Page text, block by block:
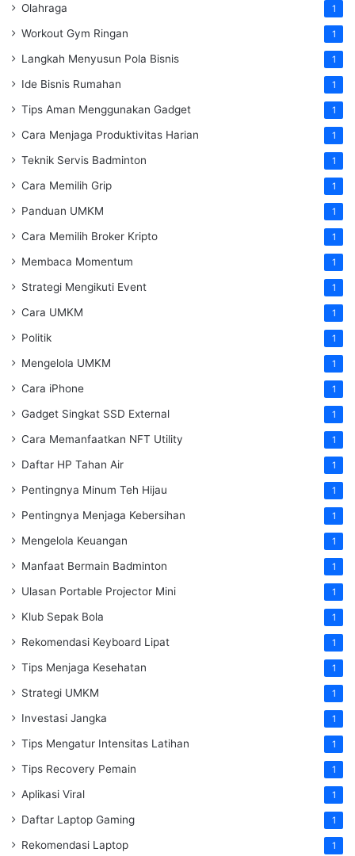
Olahraga 1
Workout Gym Ringan 1
Langkah Menyusun Pola Bisnis 1
Ide Bisnis Rumahan 1
Tips Aman Menggunakan Gadget 1
Cara Menjaga Produktivitas Harian 1
Teknik Servis Badminton 1
Cara Memilih Grip 1
Panduan UMKM 1
Cara Memilih Broker Kripto 1
Membaca Momentum 1
Strategi Mengikuti Event 1
Cara UMKM 1
Politik 1
Mengelola UMKM 1
Cara iPhone 1
Gadget Singkat SSD External 1
Cara Memanfaatkan NFT Utility 1
Daftar HP Tahan Air 1
Pentingnya Minum Teh Hijau 1
Pentingnya Menjaga Kebersihan 1
Mengelola Keuangan 1
Manfaat Bermain Badminton 1
Ulasan Portable Projector Mini 1
Klub Sepak Bola 1
Rekomendasi Keyboard Lipat 1
Tips Menjaga Kesehatan 1
Strategi UMKM 1
Investasi Jangka 1
Tips Mengatur Intensitas Latihan 1
Tips Recovery Pemain 1
Aplikasi Viral 1
Daftar Laptop Gaming 1
Rekomendasi Laptop 1